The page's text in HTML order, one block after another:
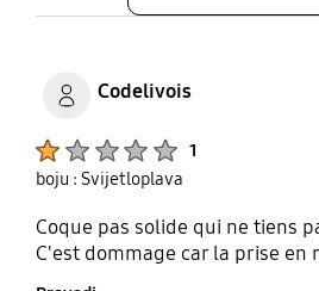
Codelivois
1
boju : Svijetloplava
Coque pas solide qui ne tiens
C'est dommage car la prise en